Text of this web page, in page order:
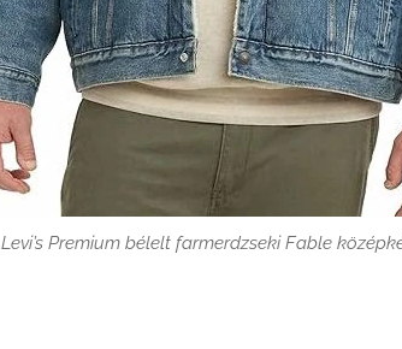
Levi’s Premium bélelt farmerdzseki Fable